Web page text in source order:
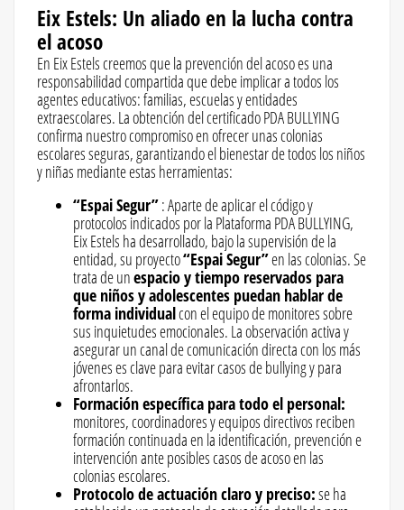
Eix Estels: Un aliado en la lucha contra
el acoso
En Eix Estels creemos que la prevención del acoso es una
responsabilidad compartida que debe implicar a todos los
agentes educativos: familias, escuelas y entidades
extraescolares. La obtención del certificado PDA BULLYING
confirma nuestro compromiso en ofrecer unas colonias
escolares seguras, garantizando el bienestar de todos los niños
y niñas mediante estas herramientas:
“Espai Segur”: Aparte de aplicar el código y
protocolos indicados por la Plataforma PDA BULLYING,
Eix Estels ha desarrollado, bajo la supervisión de la
entidad, su proyecto“Espai Segur”en las colonias. Se
trata de unespacio y tiempo reservados para
que niños y adolescentes puedan hablar de
forma individualcon el equipo de monitores sobre
sus inquietudes emocionales. La observación activa y
asegurar un canal de comunicación directa con los más
jóvenes es clave para evitar casos de bullying y para
afrontarlos.
Formación específica para todo el personal:
monitores, coordinadores y equipos directivos reciben
formación continuada en la identificación, prevención e
intervención ante posibles casos de acoso en las
colonias escolares.
Protocolo de actuación claro y preciso:se ha